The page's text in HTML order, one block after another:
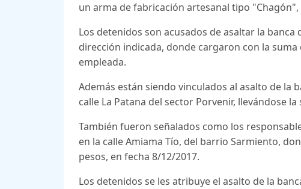
un arma de fabricación artesanal tipo
Los detenidos son acusados de asaltar la
dirección indicada, donde cargaron con la
empleada.
Además están siendo vinculados al asalto de la
calle La Patana del sector Porvenir, llevándose
También fueron señalados como los
en la calle Amiama Tío, del barrio Sarmiento,
pesos, en fecha 8/12/2017.
Los detenidos se les atribuye el asalto de la